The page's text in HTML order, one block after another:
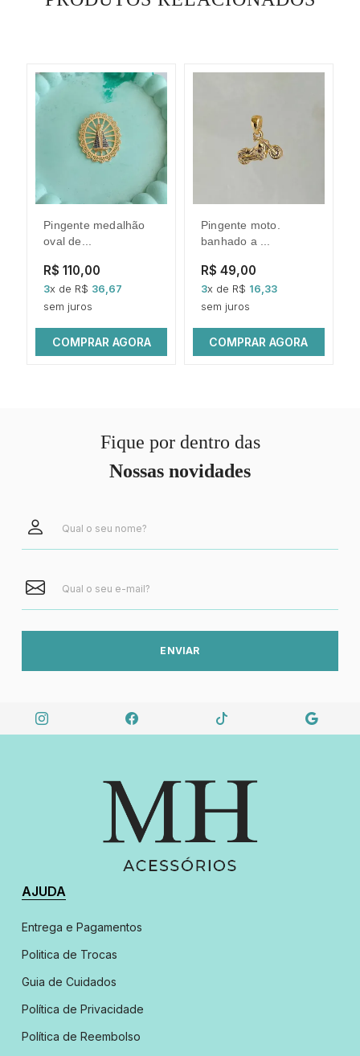
pingente medalhão
oval de...
R$ 110,00
3x de R$ 36,67
sem juros
COMPRAR AGORA
pingente moto.
banhado a ...
R$ 49,00
3x de R$ 16,33
sem juros
COMPRAR AGORA
Fique por dentro das
Nossas novidades
ENVIAR
AJUDA
Entrega e Pagamentos
Politica de Trocas
Guia de Cuidados
Política de Privacidade
Política de Reembolso